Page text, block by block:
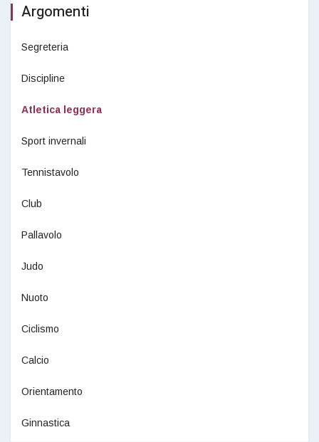
Argomenti
Segreteria
Discipline
Atletica leggera
Sport invernali
Tennistavolo
Club
Pallavolo
Judo
Nuoto
Ciclismo
Calcio
Orientamento
Ginnastica